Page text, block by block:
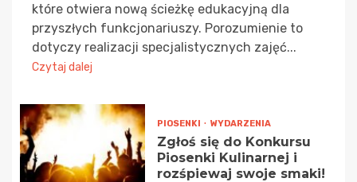
które otwiera nową ścieżkę edukacyjną dla
przyszłych funkcjonariuszy. Porozumienie to
dotyczy realizacji specjalistycznych zajęć...
Czytaj dalej
PIOSENKI WYDARZENIA
Zgłoś się do Konkursu
Piosenki Kulinarnej i
rozśpiewaj swoje smaki!